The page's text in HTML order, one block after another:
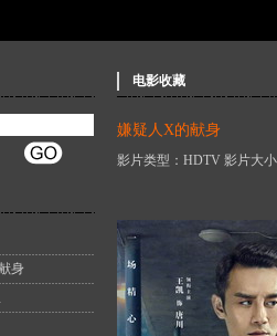
身
电影收藏
嫌疑人X的献身
影片类型：HDTV 影片大